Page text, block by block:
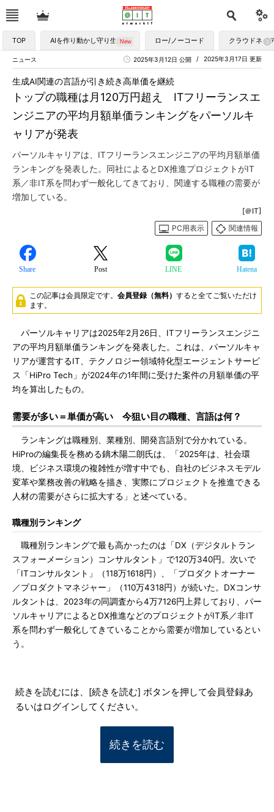
TOP AIを作り動かし守り生かす ロー/ノーコード クラウドネイ
ニュース 2025年3月17日 更新
2025年3月12日 公開
トップの職種は月120万円超え ITフリーランスエ
ンジニアの平均月額単価ランキングをパーソルキ
ャリアが発表
生成AI関連の言語が引き続き高単価を継続
パーソルキャリアは、ITフリーランスエンジニアの平均月額単価
ランキングを発表した。同社によるとDX推進プロジェクトがIT
系／非IT系を問わず一般化してきており、関連する職種の需要が
増加している。
[＠IT]
PC用表示
関連情報
Share Post LINE Hatena
この記事は会員限定です。 会員登録（無料） すると全てご覧いただけ
ます。
パーソルキャリアは2025年2月26日、ITフリーランスエンジニ
アの平均月額単価ランキングを発表した。これは、パーソルキャ
リアが運営するIT、テクノロジー領域特化型エージェントサービ
ス「HiPro Tech」が2024年の1年間に受けた案件の月額単価の平
均を算出したもの。
需要が多い＝単価が高い 今狙い目の職種、言語は何？
ランキングは職種別、業種別、開発言語別で分かれている。
HiProの編集長を務める鏑木陽二朗氏は、「2025年は、社会環
境、ビジネス環境の複雑性が増す中でも、自社のビジネスモデル
変革や業務改善の戦略を描き、実際にプロジェクトを推進できる
人材の需要がさらに拡大する」と述べている。
職種別ランキング
職種別ランキングで最も高かったのは「DX（デジタルトラン
スフォーメーション）コンサルタント」で120万340円。次いで
「ITコンサルタント」（118万1618円）、「プロダクトオーナー
／プロダクトマネジャー」（110万4318円）が続いた。DXコンサ
ルタントは、2023年の同調査から4万7126円上昇しており、パー
ソルキャリアによるとDX推進などのプロジェクトがIT系／非IT
系を問わず一般化してきていることから需要が増加しているとい
う。
続きを読むには、[続きを読む] ボタンを押して会員登録あ
るいはログインしてください。
続きを読む